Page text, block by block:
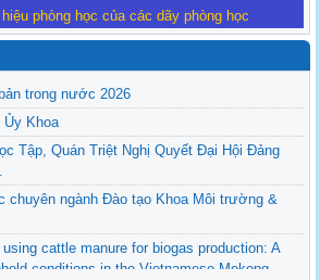
phòng học của các dãy phòng học
trong nước 2026
Ủy Khoa
Tập, Quán Triệt Nghị Quyết Đại Hội Đảng
chuyên ngành Đào tạo Khoa Môi trường &
cattle manure for biogas production: A
conditions in the Vietnamese Mekong